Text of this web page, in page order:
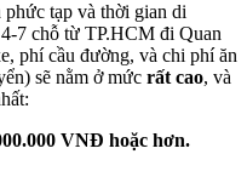
tạp và thời gian di
7 chỗ từ TP.HCM đi Quan
phí cầu đường, và chi phí ăn
sẽ nằm ở mức rất cao, và
VNĐ hoặc hơn.